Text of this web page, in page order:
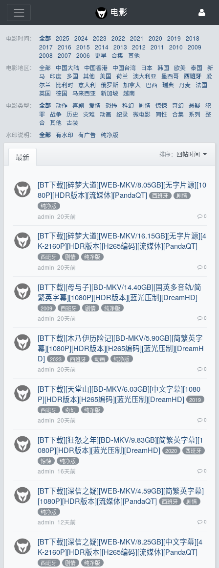
电影
电影时间： 全部 2025 2024 2023 2022 2021 2020 2019
2018
2017 2016 2015 2014 2013 2012 2011 2010
2009
2008
2007 2006 更早 合集 其他
电影地区：
全部 中国大陆 中国香港 中国台湾 日本 韩国 欧美 泰国
新
马
印度 多国 其他 美国 荷兰 澳大利亚 墨西哥 西班牙
爱
尔兰
比利时 意大利 俄罗斯 加拿大 巴西 瑞典 丹麦 法国
英国
德国 马来西亚 新加坡 越南
电影类型：
全部 动作 喜剧 爱情 恐怖 科幻 剧情 惊悚 奇幻 悬疑 犯
罪
战争 历史 灾难 动画 纪录 微电影 同性 合集 系列
整
合 其他 古装
水印说明：
全部 有水印 有广告 纯净版
最新 排序： 回帖时间
[BT下载][碎梦大道][WEB-MKV/8.05GB][无字片源][10
80P][HDR版本][流媒体][PandaQT]
西班牙
剧情
纯净版
admin 20天前 0
[BT下载][碎梦大道][WEB-MKV/16.15GB][无字片源][4
K-2160P][HDR版本][H265编码][流媒体][PandaQT]
西班牙 剧情 纯净版
admin 20天前 0
[BT下载][母与子][BD-MKV/14.40GB][国英多音轨/简
繁英字幕][1080P][HDR版本][蓝光压制][DreamHD]
2009 西班牙 剧情 纯净版
admin 20天前 0
[BT下载][木乃伊历险记][BD-MKV/5.90GB][简繁英字
幕][1080P][HDR版本][H265编码][蓝光压制][DreamH
D]
2023 西班牙 动画 纯净版
admin 20天前 0
[BT下载][天堂山][BD-MKV/6.03GB][中文字幕][1080
P][HDR版本][H265编码][蓝光压制][DreamHD]
2019
西班牙
奇幻 纯净版
admin 20天前 0
[BT下载][狂怒之年][BD-MKV/9.83GB][简繁英字幕][1
080P][HDR版本][蓝光压制][DreamHD]
2020
西班牙
惊悚
纯净版
admin 16天前 0
[BT下载][深信之疑][WEB-MKV/4.59GB][简繁英字幕]
[1080P][HDR版本][流媒体][PandaQT]
西班牙
剧情
纯净版
admin 12天前 0
[BT下载][深信之疑][WEB-MKV/8.25GB][中文字幕][4
K-2160P][HDR版本][H265编码][流媒体][PandaQT]
西班牙 剧情 纯净版